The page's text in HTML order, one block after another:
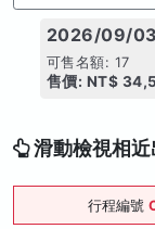
2026/09/
可售名額: 17
售價: NT$
滑動檢視相近
行程編號